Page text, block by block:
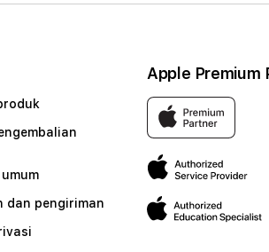
dan pengiriman
Apple Premium